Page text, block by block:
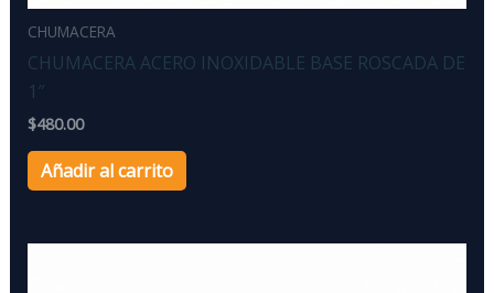
CHUMACERA
CHUMACERA ACERO INOXIDABLE BASE ROSCADA DE
1″
$480.00
Añadir al carrito